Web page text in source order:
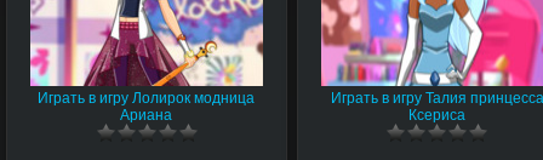
Играть в игру Лолирок модница
Ариана
Играть в игру Талия принцесса
Ксериса